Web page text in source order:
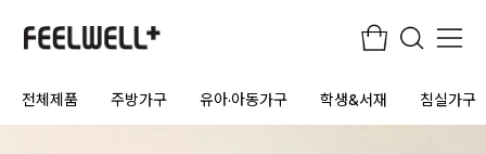
전체제품 주방가구 유아·아동가구 학생&서재 침실가구